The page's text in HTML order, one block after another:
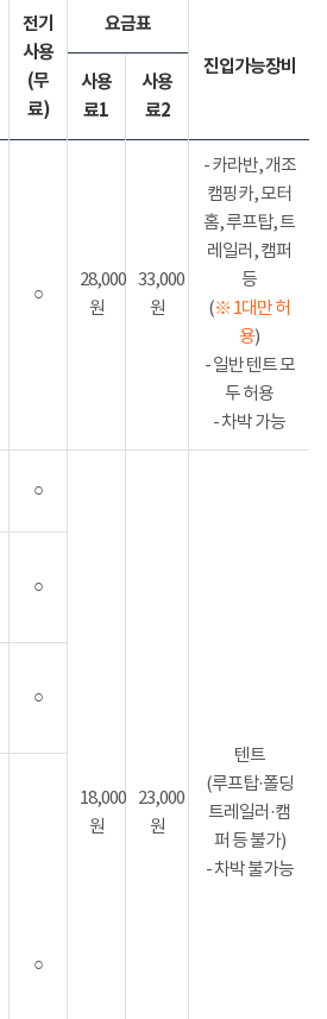
전기
사용
(무
료)
요금표
진입가능장비
사용
료1
사용
료2
○
28,000
원
33,000
원
- 카라반, 개조
캠핑카, 모터
홈, 루프탑, 트
레일러, 캠퍼
등
(※ 1대만 허
용)
- 일반 텐트 모
두 허용
- 차박 가능
○
18,000
원
23,000
원
텐트
(루프탑·폴딩
트레일러·캠
퍼 등 불가)
- 차박 불가능
○
○
○